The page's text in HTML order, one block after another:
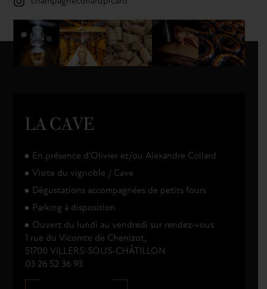
LA CAVE
En présence d'Olivier et/ou Alexandre Collard
Visite du vignoble / Cave
Dégustations accompagnées de petits fours
Parking à disposition
Ouvert du lundi au vendredi sur rendez-vous
1 rue du Vicomte de Chenizot,
51700 VILLERS-SOUS-CHÂTILLON
03 26 52 36 93